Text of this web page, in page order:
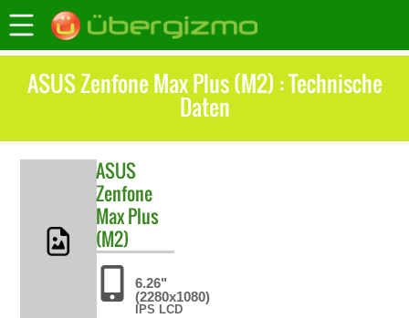
ASUS Zenfone Max Plus (M2) : Technische
Daten
ASUS
Zenfone
Max Plus
(M2)
6.26"
(2280x1080)
IPS LCD